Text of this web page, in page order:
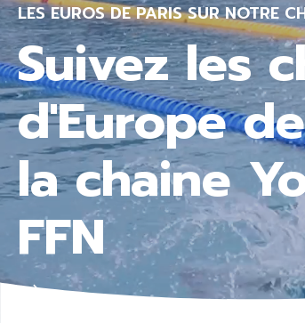
LES EUROS DE PARIS SUR NOTRE
Suivez les
d'Europe
la chaine
FFN